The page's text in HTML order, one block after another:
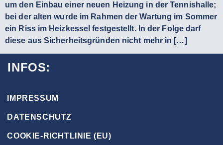
um den Einbau einer neuen Heizung in der Tennishalle;
bei der alten wurde im Rahmen der Wartung im Sommer
ein Riss im Heizkessel festgestellt. In der Folge darf
diese aus Sicherheitsgründen nicht mehr in […]
INFOS:
IMPRESSUM
DATENSCHUTZ
COOKIE-RICHTLINIE (EU)